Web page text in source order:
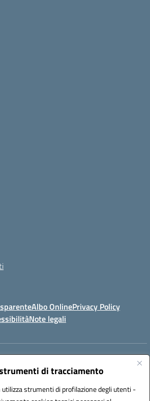
di tracciamento
strumenti di profilazione degli utenti -
Albo OnlinePrivacy Policy
Note legali
Email:PAIC820003@istruzione.it